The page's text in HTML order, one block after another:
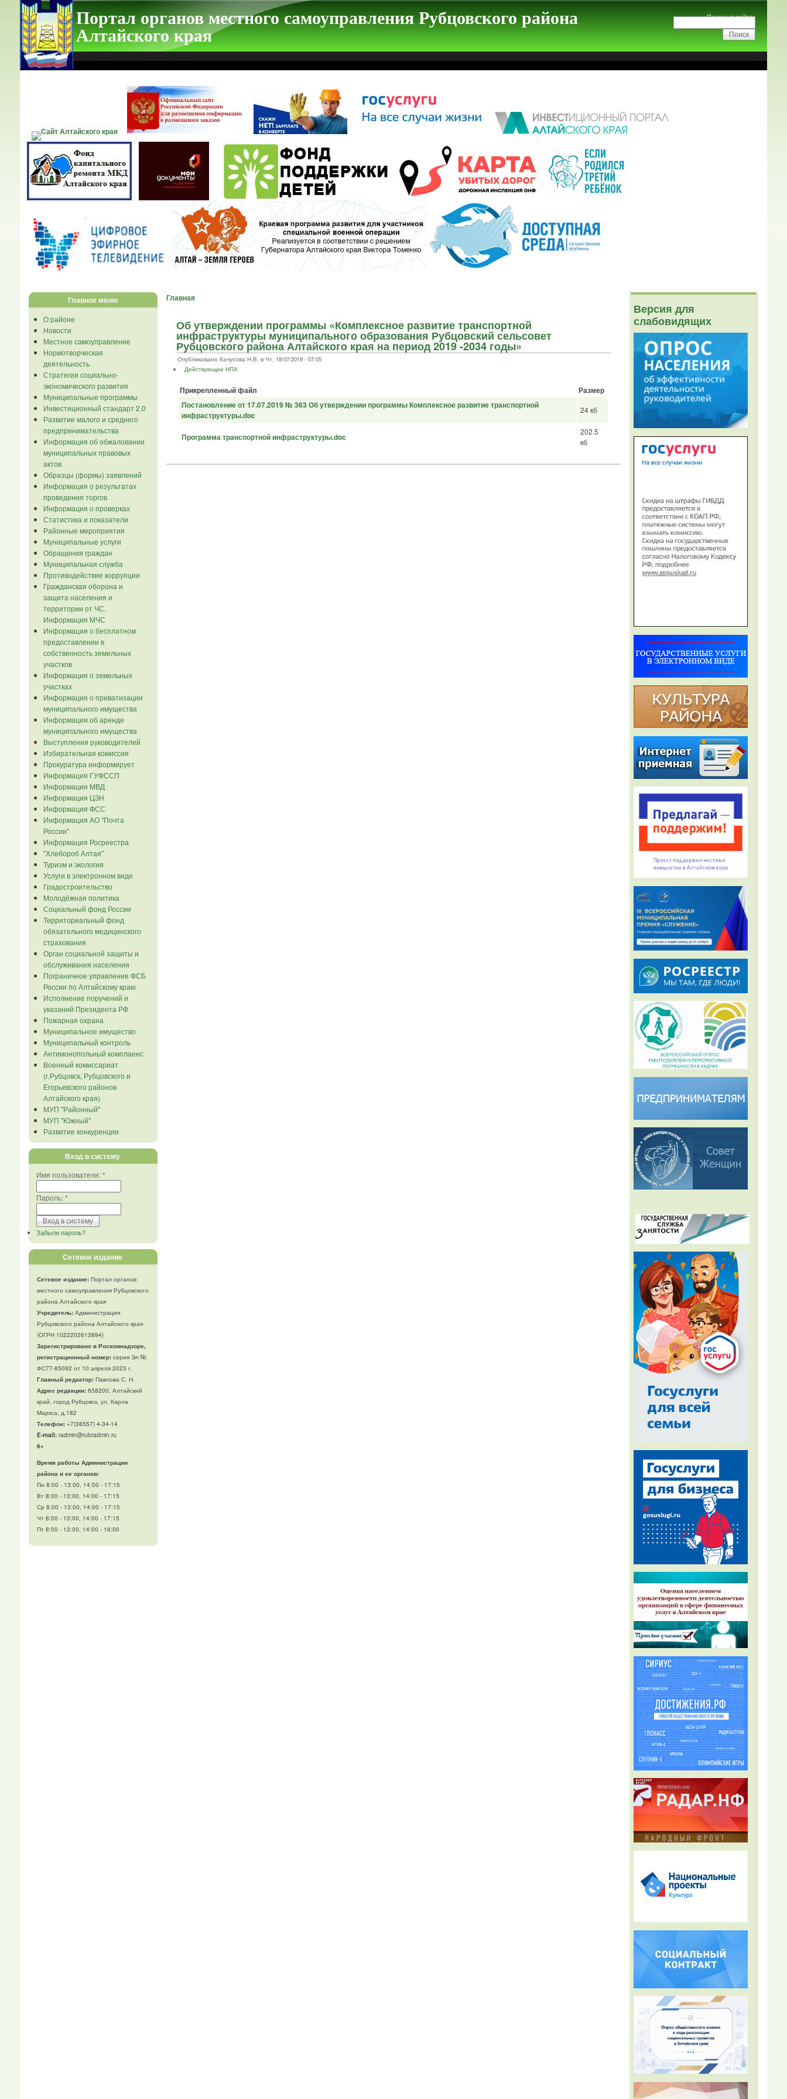
Портал органов местного самоуправления Рубцовского района
Алтайского края
Поиск на сайте:
Главное меню
О районе
Новости
Местное самоуправление
Нормотворческая
деятельность
Стратегия социально-
экономического развития
Муниципальные программы
Инвестиционный стандарт 2.0
Развитие малого и среднего
предпринимательства
Информация об обжаловании
муниципальных правовых
актов
Образцы (формы) заявлений
Информация о результатах
проведения торгов
Информация о проверках
Статистика и показатели
Районные мероприятия
Муниципальные услуги
Обращения граждан
Муниципальная служба
Противодействие коррупции
Гражданская оборона и
защита населения и
территории от ЧС.
Информация МЧС
Информация о бесплатном
предоставлении в
собственность земельных
участков
Информация о земельных
участках
Информация о приватизации
муниципального имущества
Информация об аренде
муниципального имущества
Выступления руководителей
Избирательная комиссия
Прокуратура информирует
Информация ГУФССП
Информация МВД
Информация ЦЗН
Информация ФСС
Информация АО "Почта
России"
Информация Росреестра
"Хлебороб Алтая"
Туризм и экология
Услуги в электронном виде
Градостроительство
Молодёжная политика
Социальный фонд России
Территориальный фонд
обязательного медицинского
страхования
Орган социальной защиты и
обслуживания населения
Пограничное управление ФСБ
России по Алтайскому краю
Исполнение поручений и
указаний Президента РФ
Пожарная охрана
Муниципальное имущество
Муниципальный контроль
Антимонопольный комплаенс
Военный комиссариат
(г.Рубцовск, Рубцовского и
Егорьевского районов
Алтайского края)
МУП "Районный"
МУП "Южный"
Развитие конкуренции
Вход в систему
Имя пользователя:*
Пароль:*
Забыли пароль?
Сетевое издание
Сетевое издание:Портал органов
местного самоуправления Рубцовского
района Алтайского края
Учредитель:Администрация
Рубцовского района Алтайского края
(ОГРН 1022202613894)
Зарегистрировано в Роскомнадзоре,
регистрационный номер:серия Эл №
ФС77-85092 от 10 апреля 2023 г.
Главный редактор:Павлова С. Н.
Адрес редакции:658200, Алтайский
край, город Рубцовск, ул. Карла
Маркса, д.182
Телефон:+7(38557) 4-34-14
E-mail:radmin@rubradmin.ru
6+
Время работы Администрации
района и ее органов:
Пн 8:00 - 13:00, 14:00 - 17:15
Вт 8:00 - 13:00, 14:00 - 17:15
Ср 8:00 - 13:00, 14:00 - 17:15
Чт 8:00 - 13:00, 14:00 - 17:15
Пт 8:00 - 13:00, 14:00 - 16:00
Главная
Об утверждении программы «Комплексное развитие транспортной
инфраструктуры муниципального образования Рубцовский сельсовет
Рубцовского района Алтайского края на период 2019 -2034 годы»
Опубликовано Качусова Н.В. в Чт, 18/07/2019 - 07:05
Действующие НПА
Прикрепленный файл
Размер
Постановление от 17.07.2019 № 363 Об утверждении программы Комплексное развитие транспортной
инфраструктуры.doc
24 кб
Программа транспортной инфраструктуры.doc
202.5
кб
Версия для
слабовидящих